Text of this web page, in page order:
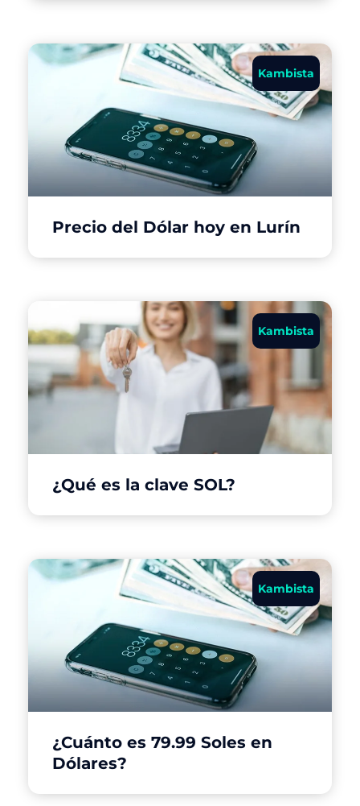
Kambista
Precio del Dólar hoy en Lurín
Kambista
¿Qué es la clave SOL?
Kambista
¿Cuánto es 79.99 Soles en
Dólares?